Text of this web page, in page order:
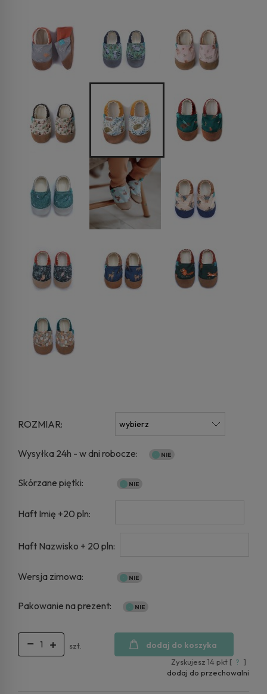
ROZMIAR:
Wysyłka 24h - w dni robocze:
Skórzane piętki:
Haft Imię +20 pln:
Haft Nazwisko + 20 pln:
Wersja zimowa:
Pakowanie na prezent:
szt. dodaj do koszyka
Zyskujesz 14 pkt [ ? ]
dodaj do przechowalni